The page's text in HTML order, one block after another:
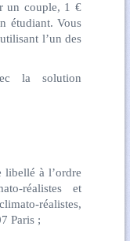
un couple, 1 €
étudiant. Vous
l’un des
la solution
libellé à l’ordre
réalistes et
réalistes,
Paris ;